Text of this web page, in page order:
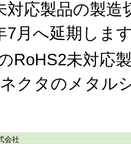
対応製品の製
7月へ延期しま
RoHS2未対応
ネクタのメタル
ネクタを構成
会社